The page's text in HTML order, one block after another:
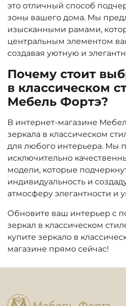
это отличный способ
зоны вашего дома. Мы
изысканными рамами,
центральным элементом
создавая уютную и
Почему стоит
в классическом
Мебель Фортэ?
В интернет-магазине
зеркала в классическом
для любого интерьера. Мы
исключительно
модели, которые
индивидуальность и
атмосферу элегантности и
Обновите ваш интерьер с
зеркал в классическом
купите зеркало в
магазине прямо сейчас!